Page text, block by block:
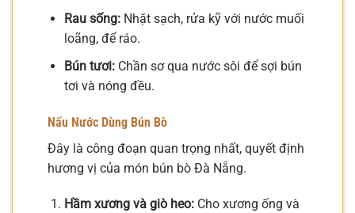
Rau sống:Nhặt sạch, rửa kỹ với nước muối
loãng, để ráo.
Bún tươi:Chần sơ qua nước sôi để sợi bún
tơi và nóng đều.
Nấu Nước Dùng Bún Bò
Đây là công đoạn quan trọng nhất, quyết định
hương vị của món bún bò Đà Nẵng.
Hầm xương và giò heo:Cho xương ống và